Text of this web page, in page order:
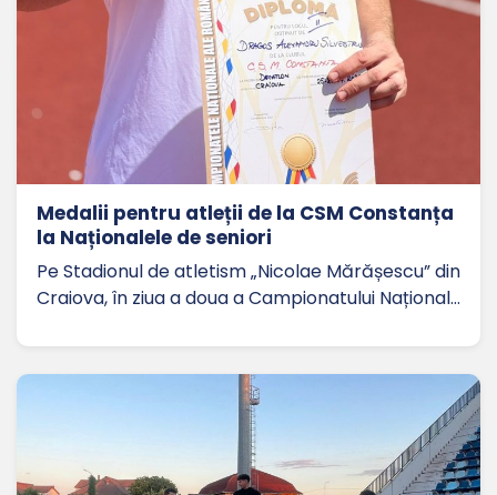
Medalii pentru atleții de la CSM Constanța
la Naționalele de seniori
Pe Stadionul de atletism „Nicolae Mărășescu” din
Craiova, în ziua a doua a Campionatului Național…